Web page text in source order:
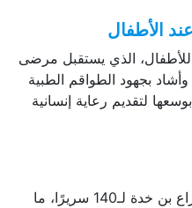
الأطفال
الذي يستقبل مرضى
بجهود الطواقم الطبية
لتقديم رعاية إنسانية
يتسع مركز مكافحة السرطان بدراع بن خدة لـ140 سريرًا، ما